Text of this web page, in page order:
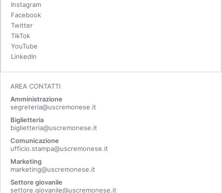
Instagram
Facebook
Twitter
TikTok
YouTube
LinkedIn
AREA CONTATTI
Amministrazione
segreteria@uscremonese.it
Biglietteria
biglietteria@uscremonese.it
Comunicazione
ufficio.stampa@uscremonese.it
Marketing
marketing@uscremonese.it
Settore giovanile
settore.giovanile@uscremonese.it